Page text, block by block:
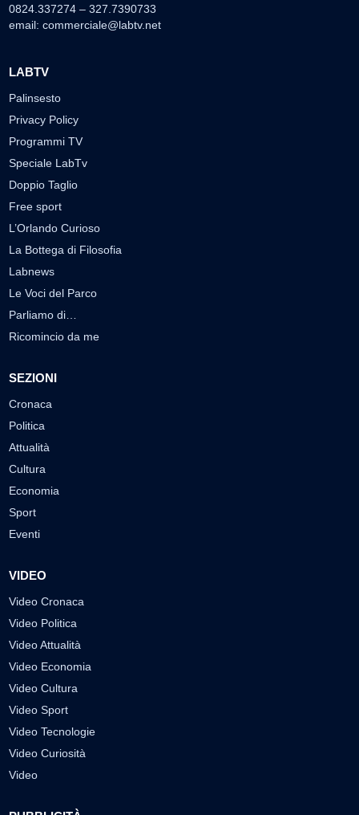
0824.337274 – 327.7390733
email: commerciale@labtv.net
LABTV
Palinsesto
Privacy Policy
Programmi TV
Speciale LabTv
Doppio Taglio
Free sport
L’Orlando Curioso
La Bottega di Filosofia
Labnews
Le Voci del Parco
Parliamo di…
Ricomincio da me
SEZIONI
Cronaca
Politica
Attualità
Cultura
Economia
Sport
Eventi
VIDEO
Video Cronaca
Video Politica
Video Attualità
Video Economia
Video Cultura
Video Sport
Video Tecnologie
Video Curiosità
Video